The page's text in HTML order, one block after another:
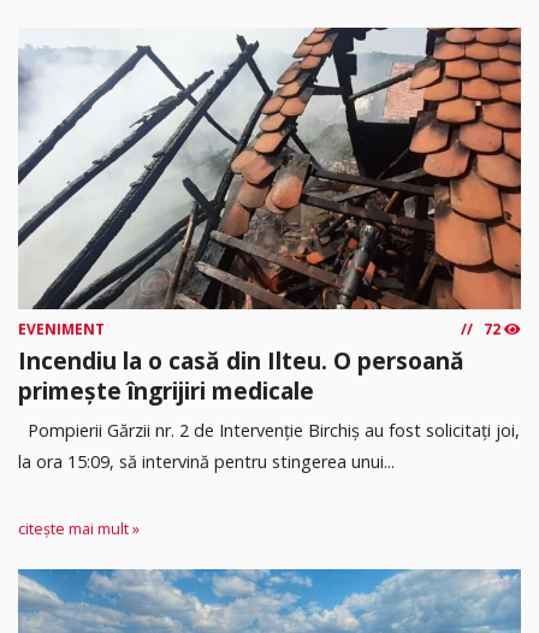
EVENIMENT 72
Incendiu la o casă din Ilteu. O persoană
primește îngrijiri medicale
Pompierii Gărzii nr. 2 de Intervenție Birchiș au fost solicitați joi,
la ora 15:09, să intervină pentru stingerea unui...
citește mai mult »